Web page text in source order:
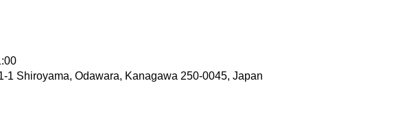
1 Shiroyama, Odawara, Kanagawa 250-0045, Japan